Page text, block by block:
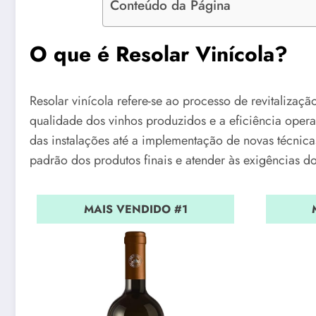
Conteúdo da Página
O que é Resolar Vinícola?
Resolar vinícola refere-se ao processo de
qualidade dos vinhos produzidos e a eficiência
das instalações até a implementação de novas
padrão dos produtos finais e atender às exigências
MAIS VENDIDO #1